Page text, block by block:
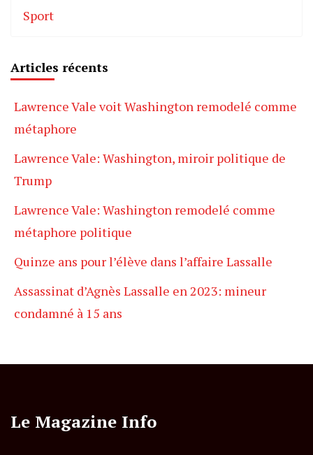
Sport
Articles récents
Lawrence Vale voit Washington remodelé comme
métaphore
Lawrence Vale: Washington, miroir politique de
Trump
Lawrence Vale: Washington remodelé comme
métaphore politique
Quinze ans pour l’élève dans l’affaire Lassalle
Assassinat d’Agnès Lassalle en 2023: mineur
condamné à 15 ans
Le Magazine Info